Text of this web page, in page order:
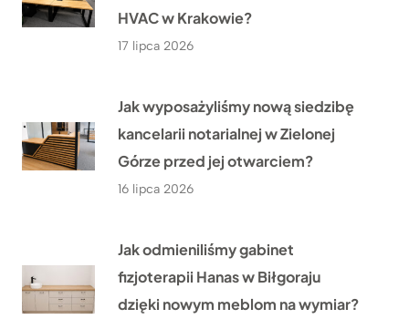
HVAC w Krakowie?
17 lipca 2026
Jak wyposażyliśmy nową siedzibę
kancelarii notarialnej w Zielonej
Górze przed jej otwarciem?
16 lipca 2026
Jak odmieniliśmy gabinet
fizjoterapii Hanas w Biłgoraju
dzięki nowym meblom na wymiar?